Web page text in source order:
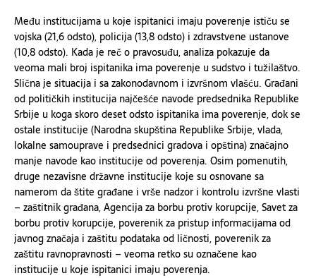
Među institucijama u koje ispitanici imaju poverenje ističu se
vojska (21,6 odsto), policija (13,8 odsto) i zdravstvene ustanove
(10,8 odsto). Kada je reč o pravosuđu, analiza pokazuje da
veoma mali broj ispitanika ima poverenje u sudstvo i tužilaštvo.
Slična je situacija i sa zakonodavnom i izvršnom vlašću. Građani
od političkih institucija najčešće navode predsednika Republike
Srbije u koga skoro deset odsto ispitanika ima poverenje, dok se
ostale institucije (Narodna skupština Republike Srbije, vlada,
lokalne samouprave i predsednici gradova i opština) značajno
manje navode kao institucije od poverenja. Osim pomenutih,
druge nezavisne državne institucije koje su osnovane sa
namerom da štite građane i vrše nadzor i kontrolu izvršne vlasti
– zaštitnik građana, Agencija za borbu protiv korupcije, Savet za
borbu protiv korupcije, poverenik za pristup informacijama od
javnog značaja i zaštitu podataka od ličnosti, poverenik za
zaštitu ravnopravnosti – veoma retko su označene kao
institucije u koje ispitanici imaju poverenja.